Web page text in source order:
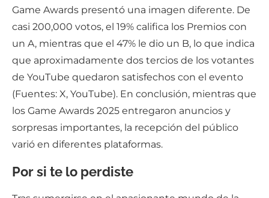
Game Awards presentó una imagen diferente. De
casi 200,000 votos, el 19% califica los Premios con
un A, mientras que el 47% le dio un B, lo que indica
que aproximadamente dos tercios de los votantes
de YouTube quedaron satisfechos con el evento
(Fuentes: X, YouTube). En conclusión, mientras que
los Game Awards 2025 entregaron anuncios y
sorpresas importantes, la recepción del público
varió en diferentes plataformas.
Por si te lo perdiste